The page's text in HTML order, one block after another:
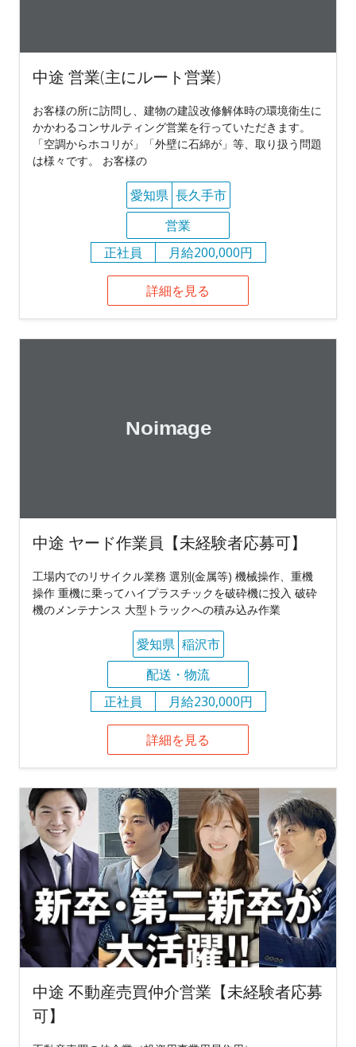
中途 営業(主にルート営業)
お客様の所に訪問し、建物の建設改修解体時の環境衛生に
かかわるコンサルティング営業を行っていただきます。
「空調からホコリが」「外壁に石綿が」等、取り扱う問題
は様々です。 お客様の
愛知県 長久手市
営業
正社員
月給200,000円
詳細を見る
中途 ヤード作業員【未経験者応募可】
工場内でのリサイクル業務 選別(金属等) 機械操作、重機
操作 重機に乗ってハイプラスチックを破砕機に投入 破砕
機のメンテナンス 大型トラックへの積み込み作業
愛知県 稲沢市
配送・物流
正社員
月給230,000円
詳細を見る
中途 不動産売買仲介営業【未経験者応募
可】